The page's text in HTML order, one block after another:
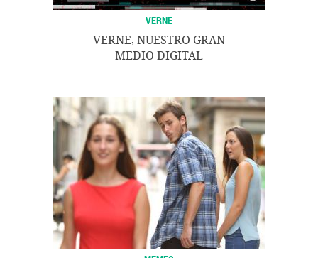
VERNE
VERNE, NUESTRO GRAN
MEDIO DIGITAL